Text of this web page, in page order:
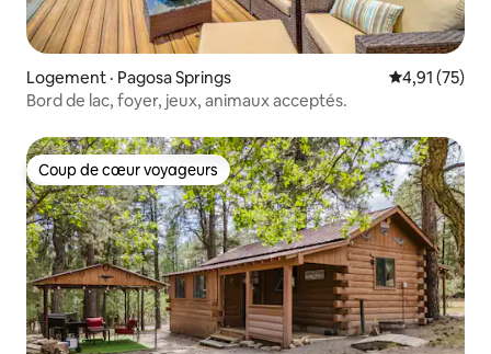
Logement · Pagosa Springs Note
4,91 (75)
Bord de lac, foyer, jeux, animaux acceptés.
Coup de cœur voyageurs
Coup de cœur voyageurs